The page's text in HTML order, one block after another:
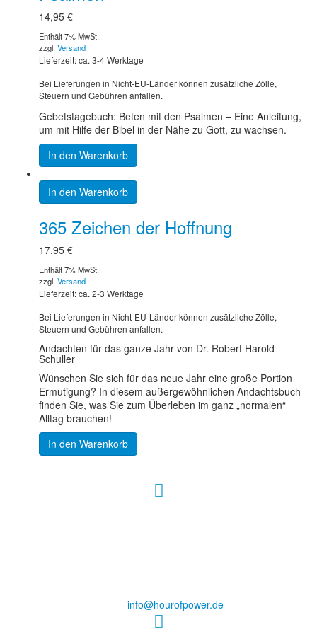
14,95 €
Enthält 7% MwSt.
zzgl.Versand
Lieferzeit: ca. 3-4 Werktage
Bei Lieferungen in Nicht-EU-Länder können zusätzliche Zölle,
Steuern und Gebühren anfallen.
Gebetstagebuch: Beten mit den Psalmen – Eine Anleitung,
um mit Hilfe der Bibel in der Nähe zu Gott, zu wachsen.
In den Warenkorb
In den Warenkorb
365 Zeichen der Hoffnung
17,95 €
Enthält 7% MwSt.
zzgl. Versand
Lieferzeit: ca. 2-3 Werktage
Bei Lieferungen in Nicht-EU-Länder können zusätzliche Zölle,
Steuern und Gebühren anfallen.
Andachten für das ganze Jahr von Dr. Robert Harold
Schuller
Wünschen Sie sich für das neue Jahr eine große Portion
Ermutigung? In diesem außergewöhnlichen Andachtsbuch
finden Sie, was Sie zum Überleben im ganz „normalen“
Alltag brauchen!
In den Warenkorb
info@hourofpower.de